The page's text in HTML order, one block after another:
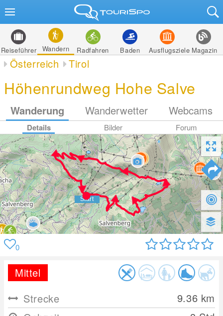
Reiseführer Wandern Radfahren Baden Ausflugsziele Magazin
Österreich Tirol
Höhenrundweg Hohe Salve
Wanderung Wanderwetter Webcams
Details Bilder Forum
0
Mittel
Strecke
9.36 km